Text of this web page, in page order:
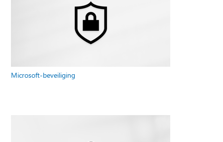
Microsoft-beveiliging